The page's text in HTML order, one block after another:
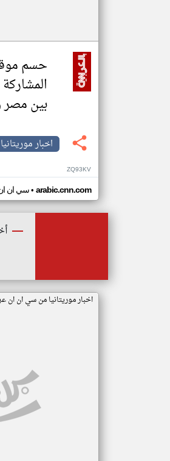
حسم
المشاركة
بين مصر
اخبار موريتانيا
ZQ93KV
سي ان• arabic.cnn.com
اخبار موريتانيا من سي ان ان